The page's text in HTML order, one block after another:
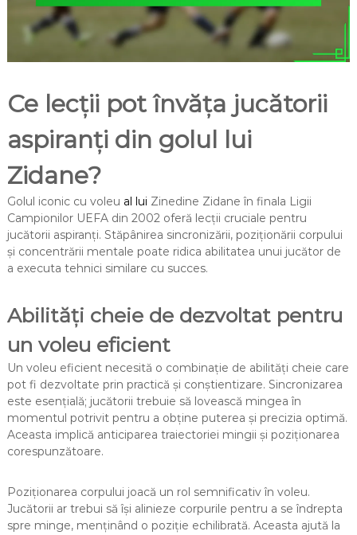
Ce lecții pot învăța jucătorii
aspiranți din golul lui
Zidane?
Golul iconic cu voleu al lui Zinedine Zidane în finala Ligii
Campionilor UEFA din 2002 oferă lecții cruciale pentru
jucătorii aspiranți. Stăpânirea sincronizării, poziționării corpului
și concentrării mentale poate ridica abilitatea unui jucător de
a executa tehnici similare cu succes.
Abilități cheie de dezvoltat pentru
un voleu eficient
Un voleu eficient necesită o combinație de abilități cheie care
pot fi dezvoltate prin practică și conștientizare. Sincronizarea
este esențială; jucătorii trebuie să lovească mingea în
momentul potrivit pentru a obține puterea și precizia optimă.
Aceasta implică anticiparea traiectoriei mingii și poziționarea
corespunzătoare.
Poziționarea corpului joacă un rol semnificativ în voleu.
Jucătorii ar trebui să își alinieze corpurile pentru a se îndrepta
spre minge, menținând o poziție echilibrată. Aceasta ajută la